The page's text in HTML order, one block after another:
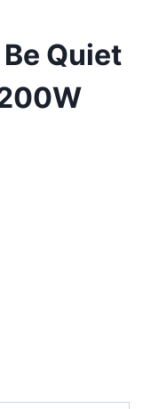
Quiet